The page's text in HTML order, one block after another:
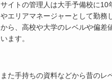
サイトの管理人は大手予備校に10
やエリアマネージャーとして勤務
から、高校や大学のレベルや偏差
います。
また手持ちの資料などから昔のレ